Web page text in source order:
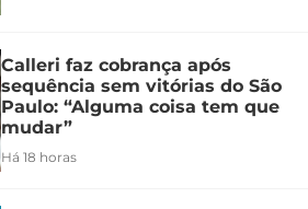
Calleri faz cobrança após
sequência sem vitórias do São
Paulo: “Alguma coisa tem que
mudar”
Há 18 horas